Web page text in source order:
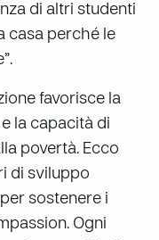
di altri studenti
casa perché le
favorisce la
la capacità di
povertà. Ecco
di sviluppo
sostenere i
Ogni